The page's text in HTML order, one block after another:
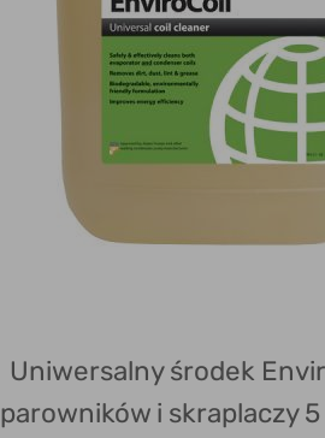
Uniwersalny środek
parowników i skraplaczy 5